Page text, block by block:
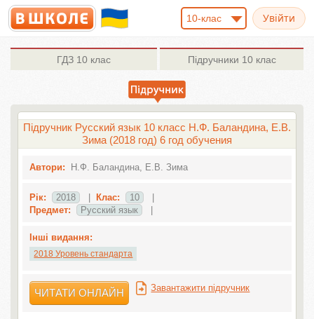
10-клас
ГДЗ 10 клас Підручники 10 клас
Підручник Русский язык 10 класс Н.Ф. Баландина, Е.В.
Зима (2018 год) 6 год обучения
Автори: Н.Ф. Баландина, Е.В. Зима
Рік: 2018 Клас: 10
Предмет:
Русский язык
Інші видання:
2018 Уровень стандарта
ЧИТАТИ ОНЛАЙН Завантажити підручник